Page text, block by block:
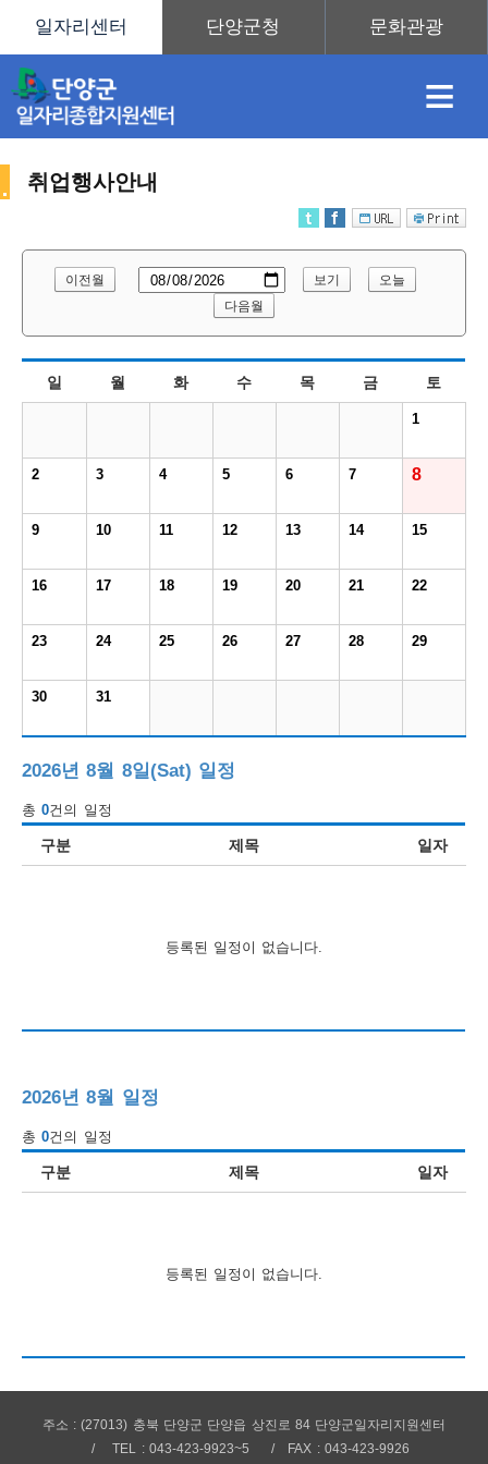
≡
정
보
정
보
훈
련
정
보
도
우
미
안
내
취업행사안내
이전월 보기
오늘
다음월
일 월 화 수 목 금 토
1
2 3 4 5 6 7 8
9 10 11 12 13 14 15
16 17 18 19 20 21 22
23 24 25 26 27 28 29
30 31
2026년 8월 8일(Sat) 일정
총0건의 일정
구분 제목 일자
등록된 일정이 없습니다.
2026년 8월 일정
총0건의 일정
구분 제목 일자
등록된 일정이 없습니다.
취
업
도
우
미
주소 : (27013) 충북 단양군 단양읍 상진로 84 단양군일자리지원센터
TEL : 043-423-9923~5
FAX : 043-423-9926